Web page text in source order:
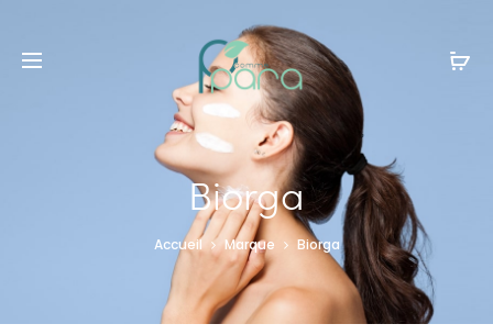
Biorga
Accueil Marque Biorga